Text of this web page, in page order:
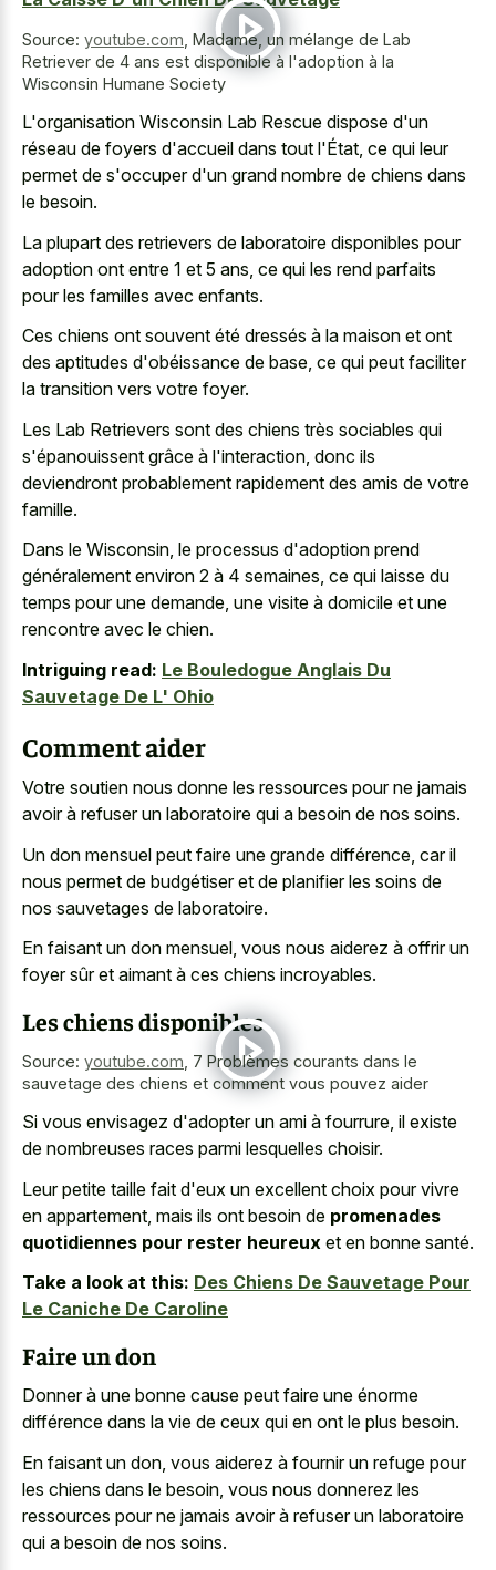
Source: youtube.com Madame, un mélange de Lab
Retriever de 4 ans est disponible à l'adoption à la
Wisconsin Humane Society
L'organisation Wisconsin Lab Rescue dispose d'un
réseau de foyers d'accueil dans tout l'État, ce qui leur
permet de s'occuper d'un grand nombre de chiens dans
le besoin.
La plupart des retrievers de laboratoire disponibles pour
adoption ont entre 1 et 5 ans, ce qui les rend parfaits
pour les familles avec enfants.
Ces chiens ont souvent été dressés à la maison et ont
des aptitudes d'obéissance de base, ce qui peut faciliter
la transition vers votre foyer.
Les Lab Retrievers sont des chiens très sociables qui
s'épanouissent grâce à l'interaction, donc ils
deviendront probablement rapidement des amis de votre
famille.
Dans le Wisconsin, le processus d'adoption prend
généralement environ 2 à 4 semaines, ce qui laisse du
temps pour une demande, une visite à domicile et une
rencontre avec le chien.
Intriguing read: Le Bouledogue Anglais Du
Sauvetage De L' Ohio
Comment aider
Votre soutien nous donne les ressources pour ne jamais
avoir à refuser un laboratoire qui a besoin de nos soins.
Un don mensuel peut faire une grande différence, car il
nous permet de budgétiser et de planifier les soins de
nos sauvetages de laboratoire.
En faisant un don mensuel, vous nous aiderez à offrir un
foyer sûr et aimant à ces chiens incroyables.
Les chiens disponibles
Source: youtube.com 7 Problèmes courants dans le
sauvetage des chiens et comment vous pouvez aider
Si vous envisagez d'adopter un ami à fourrure, il existe
de nombreuses races parmi lesquelles choisir.
Leur petite taille fait d'eux un excellent choix pour vivre
en appartement, mais ils ont besoin de promenades
quotidiennes pour rester heureux et en bonne santé.
Take a look at this: Des Chiens De Sauvetage Pour
Le Caniche De Caroline
Faire un don
Donner à une bonne cause peut faire une énorme
différence dans la vie de ceux qui en ont le plus besoin.
En faisant un don, vous aiderez à fournir un refuge pour
les chiens dans le besoin, vous nous donnerez les
ressources pour ne jamais avoir à refuser un laboratoire
qui a besoin de nos soins.